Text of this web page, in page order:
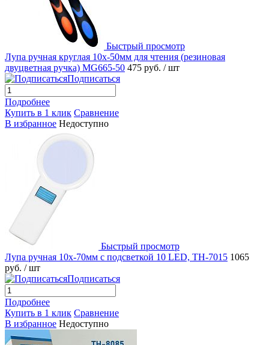
Быстрый просмотр
Лупа ручная круглая 10х-50мм для чтения (резиновая
двуцветная ручка) MG665-50 475 руб. / шт
Подписаться
Подробнее
Купить в 1 клик Сравнение
В избранное Недоступно
Быстрый просмотр
Лупа ручная 10x-70мм с подсветкой 10 LED, TH-7015 1065
руб. / шт
Подписаться
Подробнее
Купить в 1 клик Сравнение
В избранное Недоступно